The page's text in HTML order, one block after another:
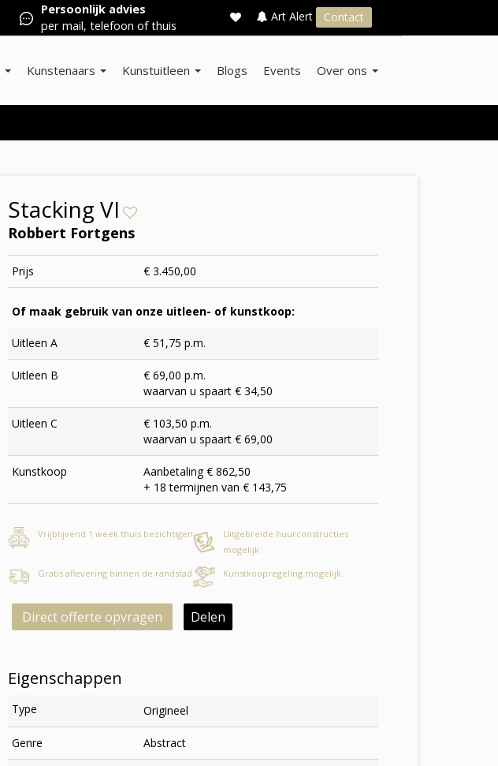
Persoonlijk advies
per mail, telefoon of thuis
Art Alert Contact
Kunstenaars Kunstuitleen Blogs Events Over ons
Stacking VI
Robbert Fortgens
Prijs € 3.450,00
Of maak gebruik van onze uitleen- of kunstkoop:
Uitleen A € 51,75 p.m.
Uitleen B
€ 69,00 p.m.
waarvan u spaart € 34,50
Uitleen C
€ 103,50 p.m.
waarvan u spaart € 69,00
Kunstkoop
Aanbetaling € 862,50
+ 18 termijnen van € 143,75
Vrijblijvend 1 week thuis bezichtigen
Uitgebreide huurconstructies
mogelijk
Gratis aflevering binnen de randstad
Kunstkoopregeling mogelijk
Direct offerte opvragen Delen
Eigenschappen
Type Origineel
Genre Abstract